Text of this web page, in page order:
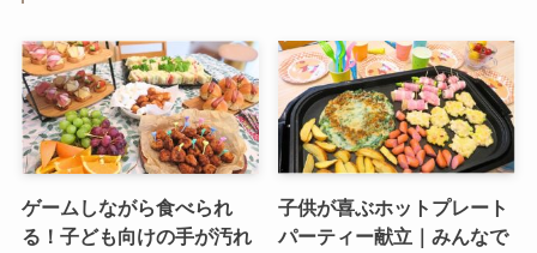
ゲームしながら食べられ
る！子ども向けの手が汚れ
子供が喜ぶホットプレート
パーティー献立｜みんなで